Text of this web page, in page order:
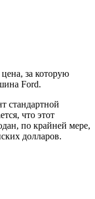
цена, за которую
Ford.
стандартной
что этот
по крайней мере,
долларов.